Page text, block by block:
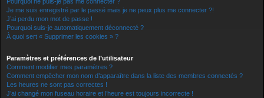
Je me suis enregistré par le passé mais je ne peux plus me connecter ?!
J’ai perdu mon mot de passe !
Pourquoi suis-je automatiquement déconnecté ?
À quoi sert « Supprimer les cookies » ?
Paramètres et préférences de l’utilisateur
Comment modifier mes paramètres ?
Comment empêcher mon nom d’apparaître dans la liste des membres connectés ?
Les heures ne sont pas correctes !
J’ai changé mon fuseau horaire et l’heure est toujours incorrecte !